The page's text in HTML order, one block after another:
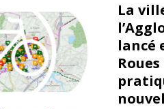
La
lancé